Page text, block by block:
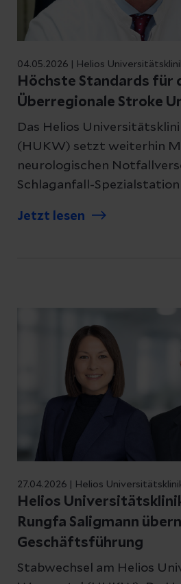
04.05.2026 | Helios
Höchste Standards für
Überregionale Stroke
Das Helios
(HUKW) setzt weiterhin
neurologischen
Schlaganfall-
qualitätsgeprüft und
Jetzt lesen
27.04.2026 | Helios
Helios
Rungfa Saligmann
Geschäftsführung
Stabwechsel am Helios